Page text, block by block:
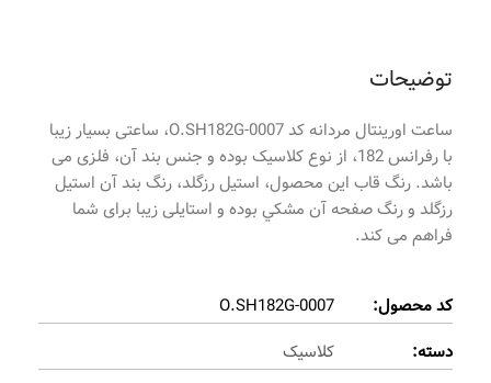
توضیحات
ساعت اورینتال مردانه کد O.SH182G-0007، ساعتی بسیار زیبا
با رفرانس 182، از نوع کلاسیک بوده و جنس بند آن، فلزی می
باشد. رنگ قاب این محصول، استيل رزگلد، رنگ بند آن استيل
رزگلد و رنگ صفحه آن مشکي بوده و استایلی زیبا برای شما
فراهم می کند.
کد محصول:
O.SH182G-0007
دسته:
کلاسیک